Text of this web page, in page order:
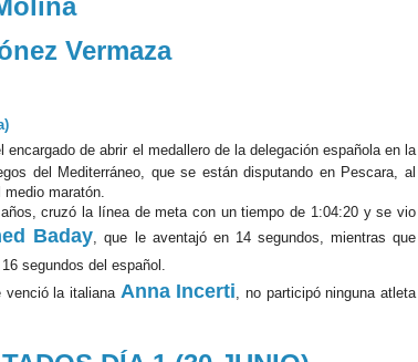
Vermaza
encargado de abrir el medallero de la delegación española en la
del Mediterráneo, que se están disputando en Pescara, al
maratón.
cruzó la línea de meta con un tiempo de 1:04:20 y se vio
Baday, que le aventajó en 14 segundos, mientras que
segundos del español.
venció la italiana Anna Incerti, no participó ninguna atleta